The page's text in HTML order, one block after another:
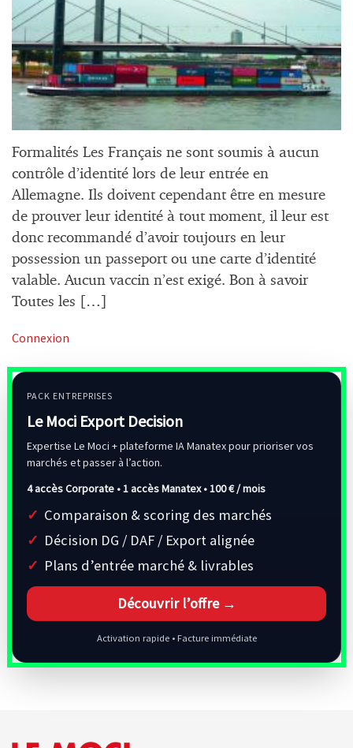
Formalités Les Français ne sont soumis à aucun
contrôle d’identité lors de leur entrée en
Allemagne. Ils doivent cependant être en mesure
de prouver leur identité à tout moment, il leur est
donc recommandé d’avoir toujours en leur
possession un passeport ou une carte d’identité
valable. Aucun vaccin n’est exigé. Bon à savoir
Toutes les […]
Connexion
PACK ENTREPRISES
Le Moci Export Decision
Expertise Le Moci + plateforme IA Manatex pour prioriser vos
marchés et passer à l’action.
4 accès Corporate • 1 accès Manatex •100 € / mois
Comparaison & scoring des marchés
Décision DG / DAF / Export alignée
Plans d’entrée marché & livrables
Découvrir l’offre →
Activation rapide • Facture immédiate